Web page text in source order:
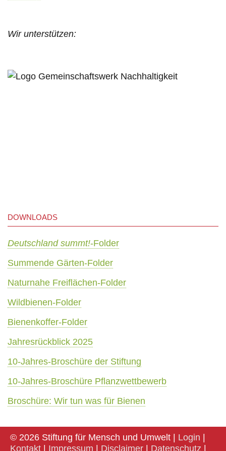
Wir unterstützen:
DOWNLOADS
Deutschland summt!-Folder
Summende Gärten-Folder
Naturnahe Freiflächen-Folder
Wildbienen-Folder
Bienenkoffer-Folder
Jahresrückblick 2025
10-Jahres-Broschüre der Stiftung
10-Jahres-Broschüre Pflanzwettbewerb
Broschüre: Wir tun was für Bienen
© 2026 Stiftung für Mensch und Umwelt | Login |
Kontakt | Impressum | Disclaimer | Datenschutz |